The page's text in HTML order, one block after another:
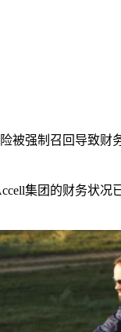
被强制召回导致财
集团的财务状况